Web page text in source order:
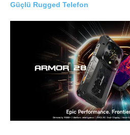
Güçlü Rugged Telefon